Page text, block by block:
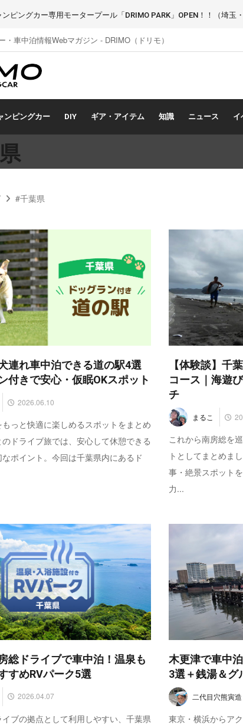
ンピングカー専用モータープール「DRIMO PARK」OPEN！！（埼玉
・車中泊情報Webマガジン - DRIMO（ドリモ）
ンピングカー DIY ギア・アイテム 知識 ニュース イ
#千葉県
連れ車中泊できる道の駅4選
付きで安心・仮眠OKスポット
2026.06.10
っと快適に楽しめるスポットをまとめ
ドライブ旅では、安心して休憩できる
ポイント。今回は千葉県内にあるド
【体験談】千
コース｜海遊
チ
まるこ
これから南房総を
トとしてまとめま
事・絶景スポット
力...
総ドライブで車中泊！温泉も
すめRVパーク5選
2026.04.07
ブの拠点として利用しやすい、千葉県
木更津で車中
3選＋銭湯＆グ
二代目穴熊寅造
東京・横浜からア